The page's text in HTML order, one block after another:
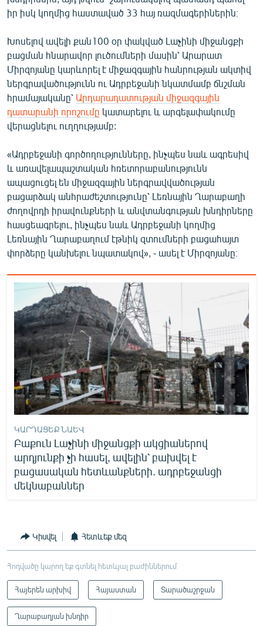
իր իսկ կողմից հաստաված 33 հայ ռազմագերիներին։
Խոսելով ավելի քան100 օր փակված Լաչինի միջանցքի
բացման հնարավոր լուծումների մասին՝ Արարատ
Միրզոյանը կարևորել է միջազգային հանրության ակտիվ
ներգրավածությունն ու Ադրբեջանի նկատմամբ ճնշման
հրամայականը՝ Արդարադատության միջազգային
դատարանի որոշումը կատարելու և արգելափակումը
վերացնելու ուղղությամբ:
«Ադրբեջանի գործողությունները, ինչպես նաև ագրեսիվ
և առավելապաշտական հռետորաբանությունն
ապացուցել են միջազգային ներգրավվածության
բացարձակ անհրաժեշտությունը՝ Լեռնային Ղարաբաղի
ժողովրդի իրավունքների և անվտանգության խնդիրները
հասցեագրելու, ինչպես նաև Ադրբեջանի կողմից
Լեռնային Ղարաբաղում էթնիկ զտումների բացահայտ
փորձերը կանխելու նպատակով», - ասել է Միրզոյանը։
ԿԱՐԴԱՑԵՔ ՆԱԵՎ
Բաքուն Լաչինի միջանցքի ակցիաներով
արդյունքի չի հասել, ավելին՝ բախվել է
բացասական հետևանքների. ադրբեջանցի
մեկնաբաններ
Կիսվել Հետևեք մեզ
Հոդվածը կարող եք գտնել հետևյալ բաժիններում
Հայերեն արխիվ Հայաստան Տարածաշրջան
Ղարաբաղյան խնդիր